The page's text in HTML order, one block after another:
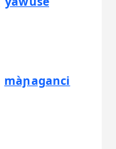
màɲaganci